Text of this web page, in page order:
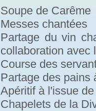
Soupe de Carême
Messes chantées
Partage du vin
collaboration avec
Course des
Partage des pains
Apéritif à l'issue
Chapelets de la